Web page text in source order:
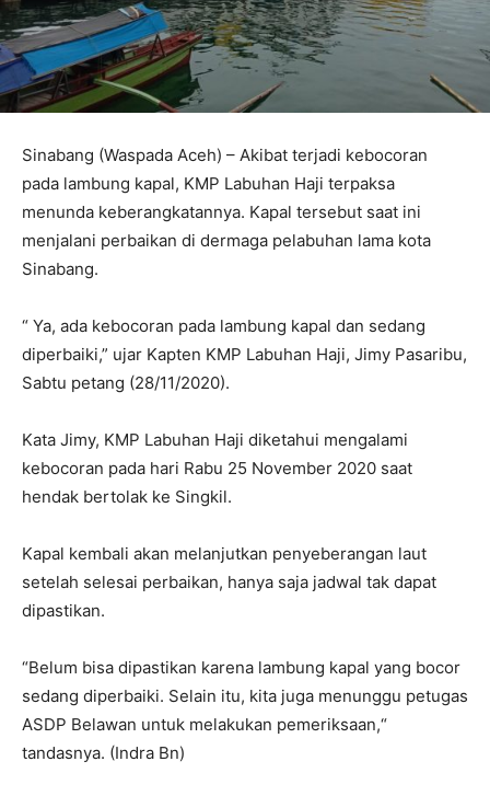
Sinabang (Waspada Aceh) – Akibat terjadi kebocoran
pada lambung kapal, KMP Labuhan Haji terpaksa
menunda keberangkatannya. Kapal tersebut saat ini
menjalani perbaikan di dermaga pelabuhan lama kota
Sinabang.
“ Ya, ada kebocoran pada lambung kapal dan sedang
diperbaiki,” ujar Kapten KMP Labuhan Haji, Jimy Pasaribu,
Sabtu petang (28/11/2020).
Kata Jimy, KMP Labuhan Haji diketahui mengalami
kebocoran pada hari Rabu 25 November 2020 saat
hendak bertolak ke Singkil.
Kapal kembali akan melanjutkan penyeberangan laut
setelah selesai perbaikan, hanya saja jadwal tak dapat
dipastikan.
“Belum bisa dipastikan karena lambung kapal yang bocor
sedang diperbaiki. Selain itu, kita juga menunggu petugas
ASDP Belawan untuk melakukan pemeriksaan,“
tandasnya. (Indra Bn)